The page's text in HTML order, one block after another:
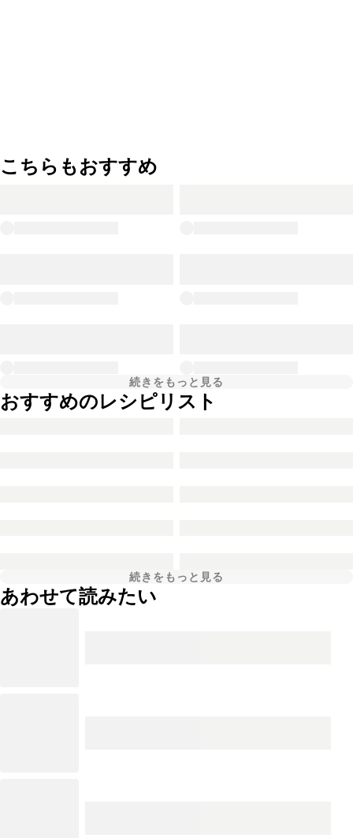
こちらもおすすめ
続きをもっと見る
おすすめのレシピリスト
続きをもっと見る
あわせて読みたい